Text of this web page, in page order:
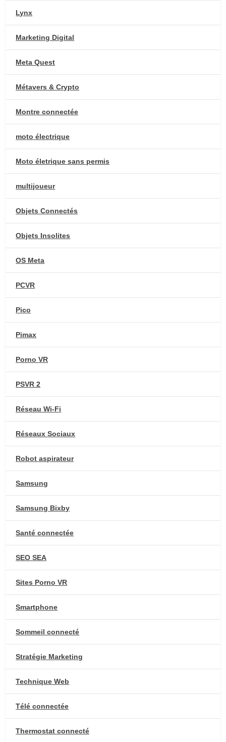
Lynx
Marketing Digital
Meta Quest
Métavers & Crypto
Montre connectée
moto électrique
Moto életrique sans permis
multijoueur
Objets Connectés
Objets Insolites
OS Meta
PCVR
Pico
Pimax
Porno VR
PSVR 2
Réseau Wi-Fi
Réseaux Sociaux
Robot aspirateur
Samsung
Samsung Bixby
Santé connectée
SEO SEA
Sites Porno VR
Smartphone
Sommeil connecté
Stratégie Marketing
Technique Web
Télé connectée
Thermostat connecté